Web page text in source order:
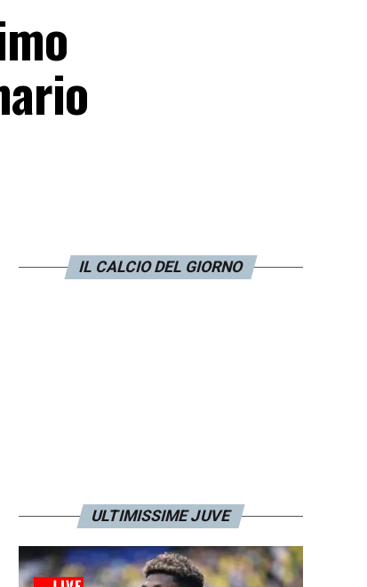
IL CALCIO DEL GIORNO
ULTIMISSIME JUVE